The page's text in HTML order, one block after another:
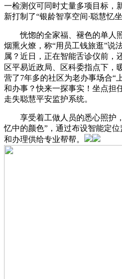
一检测仪可同时丈量多项目标，
新打制了“银龄智享空间·聪慧忆
恍惚的全家福、褪色的单人
烟熏火燎，称“用员工钱旅逛”说
属？近日，正在智能舌诊仪前，
区平易近政局、区科委指点下，
营了7年多的社区为老办事场合“
和办事？快来一探事实！坐点担
走失聪慧平安监护系统。
享受着工做人员的悉心照护，
忆中的颜色”，通过布设智能定
和办理供给专业帮帮。